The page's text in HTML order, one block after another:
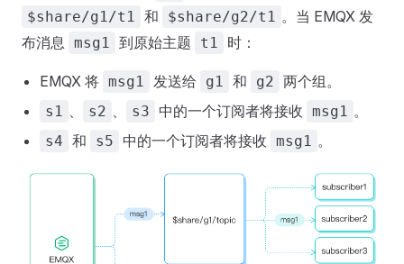
$share/g1/t1 和 $share/g2/t1 。当 EMQX 发
布消息 msg1 到原始主题 t1 时：
EMQX 将 msg1 发送给 g1 和 g2 两个组。
s1 、 s2 、 s3 中的一个订阅者将接收 msg1 。
s4 和 s5 中的一个订阅者将接收 msg1 。